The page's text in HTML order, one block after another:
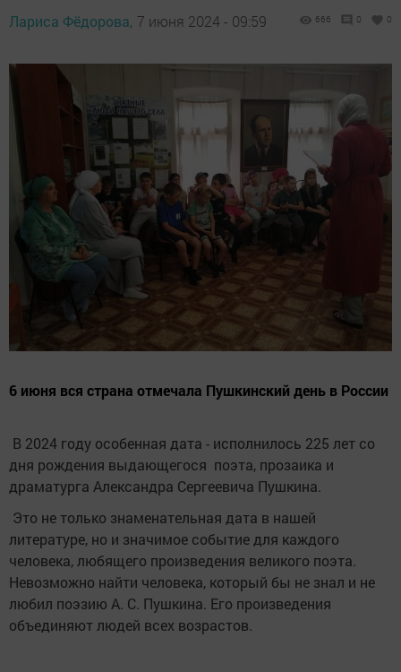
Лариса Фёдорова, 7 июня 2024 - 09:59 666 0 0
6 июня вся страна отмечала Пушкинский день в России
В 2024 году особенная дата - исполнилось 225 лет со
дня рождения выдающегося поэта, прозаика и
драматурга Александра Сергеевича Пушкина.
Это не только знаменательная дата в нашей
литературе, но и значимое событие для каждого
человека, любящего произведения великого поэта.
Невозможно найти человека, который бы не знал и не
любил поэзию А. С. Пушкина. Его произведения
объединяют людей всех возрастов.